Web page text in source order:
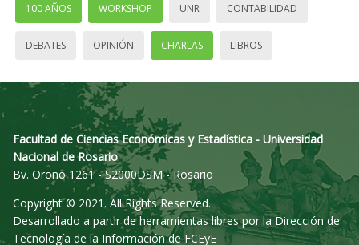
100 AÑOS WORKSHOP UNR CONTABILIDAD
DEBATES OPINIÓN CHARLAS LIBROS
Facultad de Ciencias Económicas y Estadística - Universidad
Nacional de Rosario
Bv. Oroño 1261 - S2000DSM - Rosario
Copyright © 2021. All Rights Reserved.
Desarrollado a partir de herramientas libres por la Dirección de
Tecnología de la Información de FCEyE